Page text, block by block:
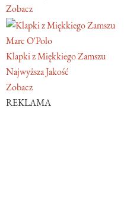
Zobacz
Marc O'Polo
Klapki z Miękkiego Zamszu
Najwyższa Jakość
Zobacz
REKLAMA